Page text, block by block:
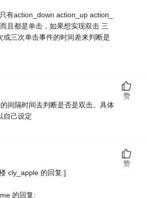
有action_down action_up action_
且都是单击，如果想实现双击 三
或三次单击事件的时间差来判断是
间隔时间去判断是否是双击。具体
自己设定
赞
cly_apple 的回复:]
的回复:
赞